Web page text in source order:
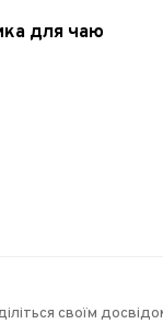
для чаю
своїм